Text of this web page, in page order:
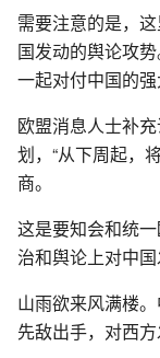
需要注意的是，
国发动的舆论攻
一起对付中国的强
欧盟消息人士补
划，“从下周起，
商。
这是要知会和统
治和舆论上对中国
山雨欲来风满楼
先敌出手，对西方